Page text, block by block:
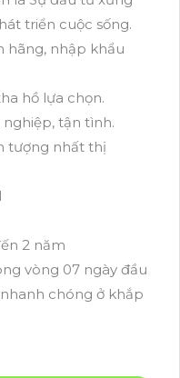
triển cuộc sống.
hãng, nhập khẩu
hồ lựa chọn.
tận tình.
tượng nhất thị
2 năm
vòng 07 ngày đầu
chóng ở khắp